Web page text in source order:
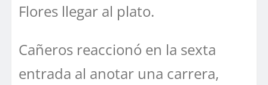
Flores llegar al plato.
Cañeros reaccionó en la sexta
entrada al anotar una carrera,